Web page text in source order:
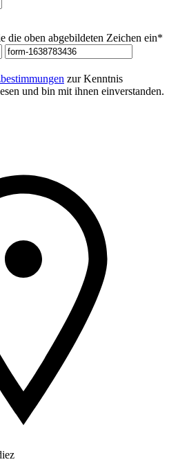
die oben abgebildeten Zeichen ein*
zur Kenntnis
und bin mit ihnen einverstanden.